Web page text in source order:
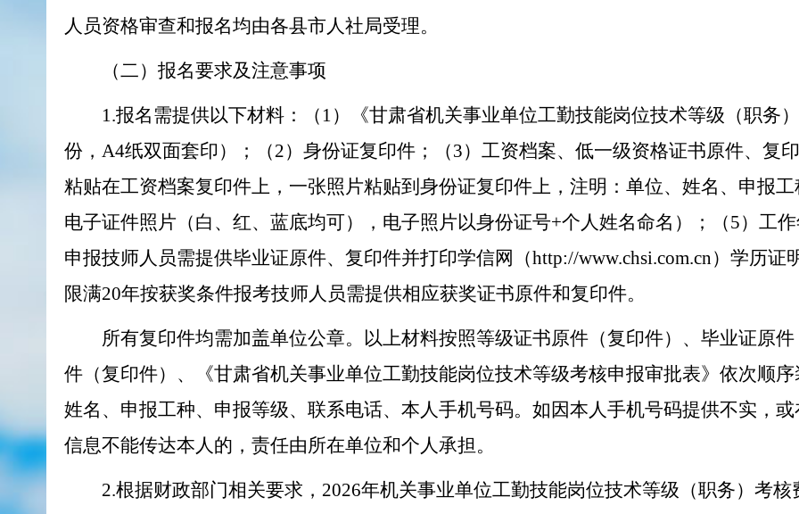
人员资格审查和报名均由各县市人社局受理。
（二）报名要求及注意事项
1.报名需提供以下材料：（1）《甘肃省机关事业单位工勤技能岗位技术等级（职务
份，A4纸双面套印）；（2）身份证复印件；（3）工资档案、低一级资格证书原件、复
粘贴在工资档案复印件上，一张照片粘贴到身份证复印件上，注明：单位、姓名、申报
电子证件照片（白、红、蓝底均可），电子照片以身份证号+个人姓名命名）；（5）工
申报技师人员需提供毕业证原件、复印件并打印学信网（http://www.chsi.com.cn）学历
限满20年按获奖条件报考技师人员需提供相应获奖证书原件和复印件。
所有复印件均需加盖单位公章。以上材料按照等级证书原件（复印件）、毕业证原
件（复印件）、《甘肃省机关事业单位工勤技能岗位技术等级考核申报审批表》依次顺
姓名、申报工种、申报等级、联系电话、本人手机号码。如因本人手机号码提供不实，
信息不能传达本人的，责任由所在单位和个人承担。
2.根据财政部门相关要求，2026年机关事业单位工勤技能岗位技术等级（职务）考